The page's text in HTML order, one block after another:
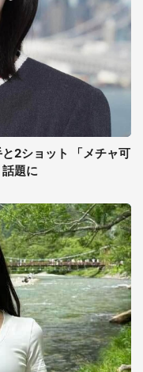
2ショット 「メチャ可
題に